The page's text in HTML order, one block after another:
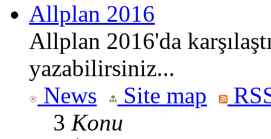
Allplan 2016
Allplan 2016'da
yazabilirsiniz...
News
Site map
3 Konu